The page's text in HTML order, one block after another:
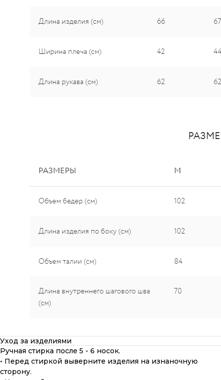
Уход за изделиями
Ручная стирка после 5 - 6 носок.
• Перед стиркой выверните изделия на изнаночную
сторону.ПОДАРОЧНАЯ КАРТА